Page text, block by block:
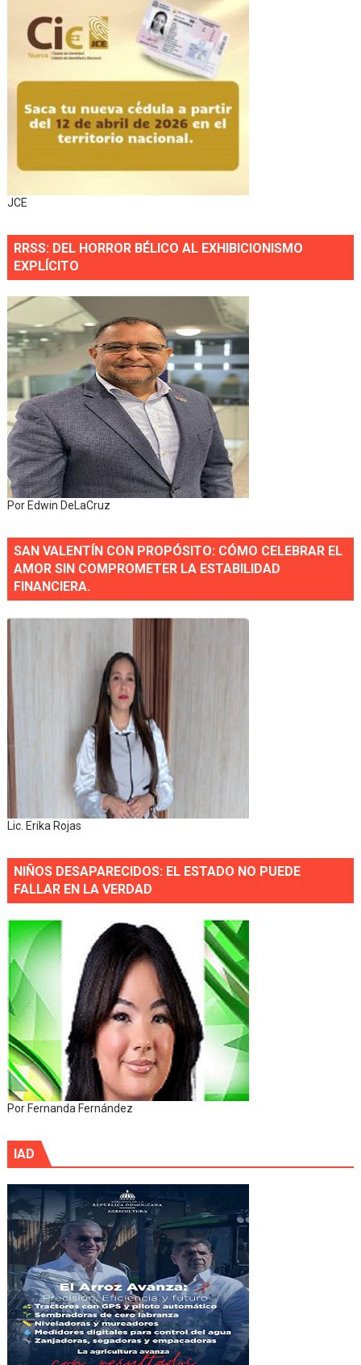
JCE
RRSS: DEL HORROR BÉLICO AL EXHIBICIONISMO
EXPLÍCITO
Por Edwin DeLaCruz
SAN VALENTÍN CON PROPÓSITO: CÓMO CELEBRAR EL
AMOR SIN COMPROMETER LA ESTABILIDAD
FINANCIERA.
Lic. Erika Rojas
NIÑOS DESAPARECIDOS: EL ESTADO NO PUEDE
FALLAR EN LA VERDAD
Por Fernanda Fernández
IAD